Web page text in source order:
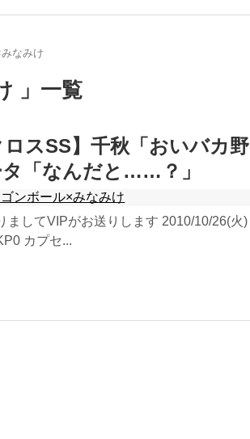
なみけ
」一覧
ロスSS】千秋「おいバカ野
「なんだと……？」
ゴンボール×みなみけ
ましてVIPがお送りします 2010/10/26(火)
カプセ...